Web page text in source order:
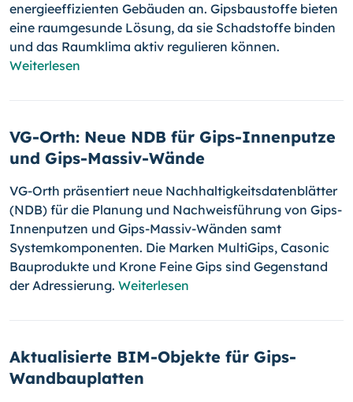
energieeffizienten Gebäuden an. Gipsbaustoffe bieten
eine raumgesunde Lösung, da sie Schadstoffe binden
und das Raumklima aktiv regulieren können.
Weiterlesen
VG-Orth: Neue NDB für Gips-Innenputze
und Gips-Massiv-Wände
VG-Orth präsentiert neue Nachhaltigkeitsdatenblätter
(NDB) für die Planung und Nachweisführung von Gips-
Innenputzen und Gips-Massiv-Wänden samt
Systemkomponenten. Die Marken MultiGips, Casonic
Bauprodukte und Krone Feine Gips sind Gegenstand
der Adressierung. Weiterlesen
Aktualisierte BIM-Objekte für Gips-
Wandbauplatten